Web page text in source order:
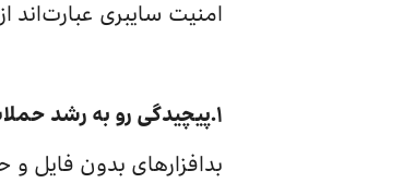
امنیت سایبری عبارت‌اند
۱.پیچیدگی رو به رشد حملات سایبری
بدافزارهای بدون فایل